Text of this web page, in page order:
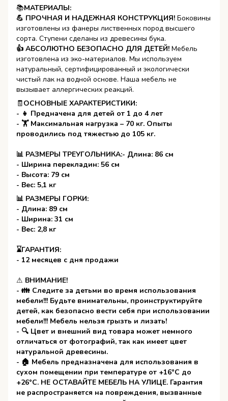
📚МАТЕРИАЛЫ:
💪 ПРОЧНАЯ И НАДЕЖНАЯ КОНСТРУКЦИЯ! Боковины
изготовлены из фанеры лиственных пород высшего
сорта. Ступени сделаны из древесины бука.
👍 АБСОЛЮТНО БЕЗОПАСНО ДЛЯ ДЕТЕЙ! Мебель
изготовлена из эко-материалов. Мы используем
натуральный, сертифицированный и экологически
чистый лак на водной основе. Наша мебель не
вызывает аллергических реакций.
🧾ОСНОВНЫЕ ХАРАКТЕРИСТИКИ:
- 👧 Предначена для детей от 1 до 4 лет
- 🏋 Максимальная нагрузка – 70 кг. Опыты
проводились под тяжестью до 105 кг.
📊 РАЗМЕРЫ ТРЕУГОЛЬНИКА:- Длина: 86 см
- Ширина перекладин: 56 см
- Высота: 79 см
- Вес: 5,1 кг
📊 РАЗМЕРЫ ГОРКИ:
- Длина: 89 см
- Ширина: 31 см
- Вес: 2,8 кг
⌛ГАРАНТИЯ:
- 12 месяцев с дня продажи
⚠ ВНИМАНИЕ!
- 👪 Следите за детьми во время использования
мебели!!! Будьте внимательны, проинструктируйте
детей, как безопасно вести себя при использовании
мебели!!! Мебель нельзя грызть и лизать!
- 🔍 Цвет и внешний вид товара может немного
отличаться от фотографий, так как имеет цвет
натуральной древесины.
- 🏠 Мебель предназначена для использования в
сухом помещении при температуре от +16°C до
+26°C. НЕ ОСТАВАЙТЕ МЕБЕЛЬ НА УЛИЦЕ. Гарантия
не распространяется на повреждения, вызванные